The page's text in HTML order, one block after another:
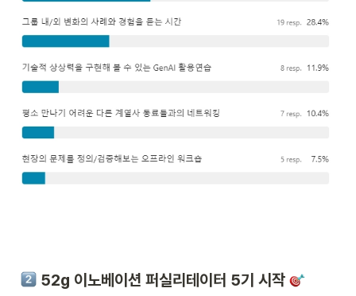
52g 이노베이션 퍼실리테이터 5기 시작